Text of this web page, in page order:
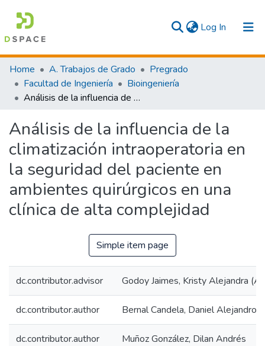
Log In (current)
Communities & Collections
Home A. Trabajos de Grado
Pregrado
Facultad de Ingeniería
Bioingeniería
Análisis de la influencia de la climatización intraoperatoria en la seguridad del paciente en ambientes quirúrgicos en una clínica de alta complejidad
Análisis de la influencia de la
climatización intraoperatoria en
la seguridad del paciente en
ambientes quirúrgicos en una
clínica de alta complejidad
Simple item page
dc.contributor.advisor Godoy Jaimes, Kristy Alejandra
dc.contributor.author Bernal Candela, Daniel Alejandro
dc.contributor.author Muñoz González, Dilan Andrés